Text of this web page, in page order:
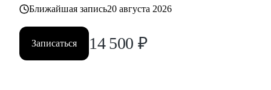
• часто меняли работу;
• захотели вернуться из фриланса, своего бизнеса в найм;
• хотите сменить профессию, но не знаете, как грамотно
построить поиск работы.
Ближайшая запись20 августа 2026
Записаться 14 500 ₽